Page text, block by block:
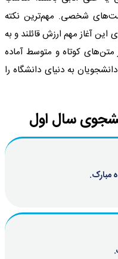
شخصی. مهم‌ترین نکته
آغاز مهم ارزش قائلند و به
متن‌های کوتاه و متوسط آماده
به دنیای دانشگاه را
سال اول
مبارک.